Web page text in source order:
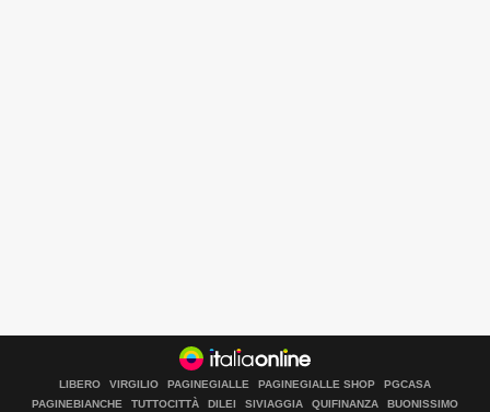
LIBERO VIRGILIO PAGINEGIALLE PAGINEGIALLE SHOP
PGCASA
PAGINEBIANCHE
TUTTOCITTÀ DILEI SIVIAGGIA QUIFINANZA BUONISSIMO